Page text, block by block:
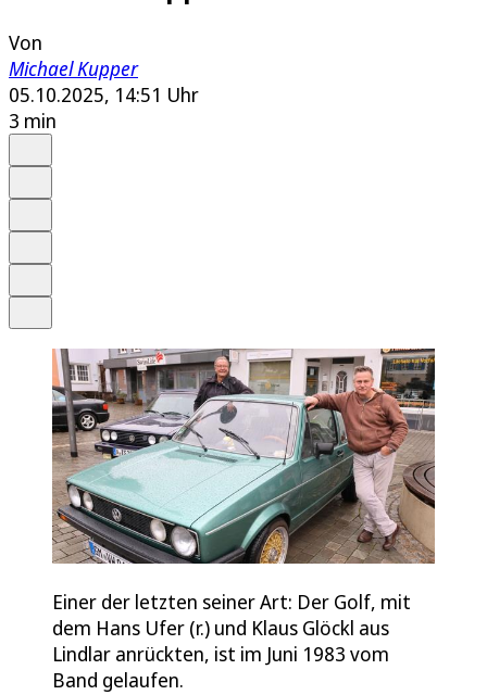
Von
Michael Kupper
05.10.2025, 14:51 Uhr
3 min
Einer der letzten seiner Art: Der Golf, mit
dem Hans Ufer (r.) und Klaus Glöckl aus
Lindlar anrückten, ist im Juni 1983 vom
Band gelaufen.